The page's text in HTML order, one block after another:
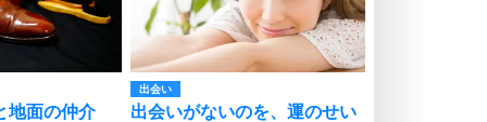
地面の仲介
出会い
出会いがないのを、運のせい